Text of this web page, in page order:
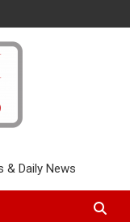
& Daily News